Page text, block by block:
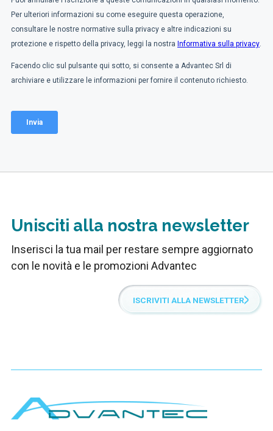
Unisciti alla nostra newsletter
Inserisci la tua mail per restare sempre aggiornato
con le novità e le promozioni Advantec
ISCRIVITI ALLA NEWSLETTER